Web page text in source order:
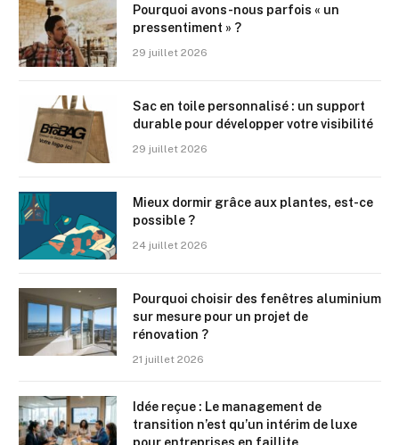
Pourquoi avons-nous parfois « un
pressentiment » ?
29 juillet 2026
Sac en toile personnalisé : un support
durable pour développer votre visibilité
29 juillet 2026
Mieux dormir grâce aux plantes, est-ce
possible ?
24 juillet 2026
Pourquoi choisir des fenêtres aluminium
sur mesure pour un projet de
rénovation ?
21 juillet 2026
Idée reçue : Le management de
transition n’est qu’un intérim de luxe
pour entreprises en faillite